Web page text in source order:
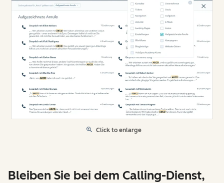
Click to enlarge
Bleiben Sie bei dem Calling-Dienst,